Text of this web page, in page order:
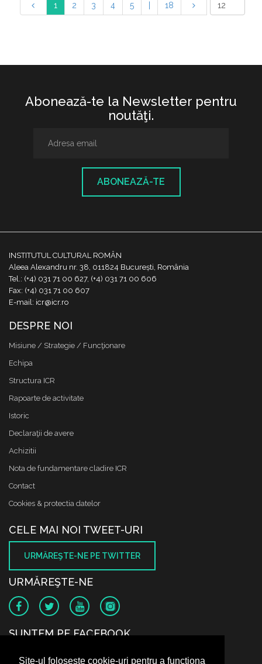
Site-ul folosește cookie-uri pentru a funcționa
1 2 3 4 5 18
Abonează-te la Newsletter pentru
noutăţi.
ABONEAZĂ-TE
INSTITUTUL CULTURAL ROMÂN
Aleea Alexandru nr. 38, 011824 București, România
Tel.: (+4) 031 71 00 627, (+4) 031 71 00 606
Fax: (+4) 031 71 00 607
E-mail: icr@icr.ro
DESPRE NOI
Misiune / Strategie / Funcţionare
Echipa
Structura ICR
Rapoarte de activitate
Istoric
Declaraţii de avere
Achizitii
Nota de fundamentare cladire ICR
Contact
Cookies & protectia datelor
CELE MAI NOI TWEET-URI
URMĂREŞTE-NE PE TWITTER
URMĂREŞTE-NE
SUNTEM PE FACEBOOK